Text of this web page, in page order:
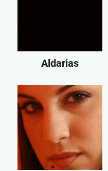
Aldarias